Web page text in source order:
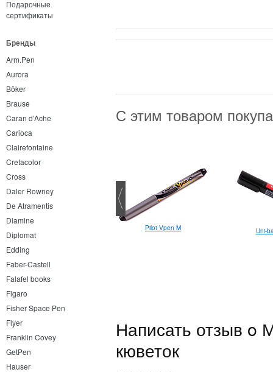
Подарочные
сертификаты
Бренды
Arm.Pen
Aurora
Böker
Brause
Caran d’Ache
Carioca
Clairefontaine
Cretacolor
Cross
Daler Rowney
De Atramentis
Diamine
Diplomat
Edding
Faber-Castell
Falafel books
Figaro
Fisher Space Pen
Flyer
Franklin Covey
GetPen
Hauser
С этим товаром
Pilot Vpen M Uni-
Написать отзыв o
кюветок